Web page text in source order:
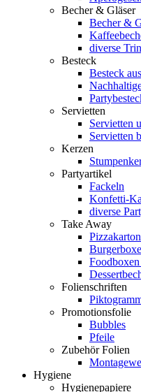
Becher & Gläser
Becher &
diverse
Besteck
Besteck
Servietten
Servietten
Servietten
Kerzen
Partyartikel
Fackeln
Konfetti-
diverse
Take Away
Pizzakarton
Folienschriften
Promotionsfolie
Bubbles
Pfeile
Zubehör Folien
Hygiene
Hygienepapiere